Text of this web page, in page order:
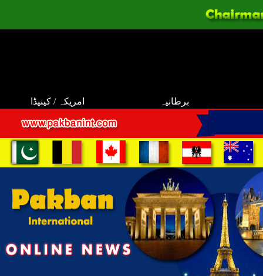
امریکہ / کینیڈا برطانیہ